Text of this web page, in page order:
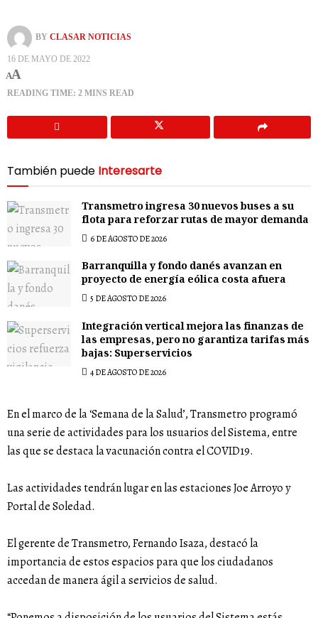
BY CLASAR NOTICIAS
16 DE MAYO DE 2022
AA
READING TIME: 2 MINS READ
También puede Interesarte
Transmetro ingresa 30 nuevos buses a su
flota para reforzar rutas de mayor demanda
6 DE AGOSTO DE 2026
Barranquilla y fondo danés avanzan en
proyecto de energía eólica costa afuera
5 DE AGOSTO DE 2026
Integración vertical mejora las finanzas de
las empresas, pero no garantiza tarifas más
bajas: Superservicios
4 DE AGOSTO DE 2026
En el marco de la ‘Semana de la Salud’, Transmetro programó
una serie de actividades para los usuarios del Sistema, entre
las que se destaca la vacunación contra el COVID19.
Las actividades tendrán lugar en las estaciones Joe Arroyo y
Portal de Soledad.
El gerente de Transmetro, Fernando Isaza, destacó la
importancia de estos espacios para que los ciudadanos
accedan de manera ágil a servicios de salud.